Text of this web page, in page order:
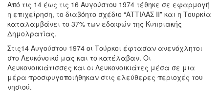
Από τις 14 έως τις 16 Αυγούστου 1974 τέθηκε σε εφαρμογή
η επιχείρηση, το διαβόητο σχέδιο “ΑΤΤΙΛΑΣ II” και η Τουρκία
καταλαμβάνει το 37% των εδαφών της Κυπριακής
Δημολρατίας.
Στις14 Αυγούστου 1974 οι Τούρκοι έφτασαν ανενόχλητοι
στο Λευκόνοικό μας και το κατέλαβαν. Οι
Λευκονοικιάτισσες και οι Λευκονοικιάτες μέσα σε μια
μέρα προσφυγοποιήθηκαν στις ελεύθερες περιοχές του
νησιού.